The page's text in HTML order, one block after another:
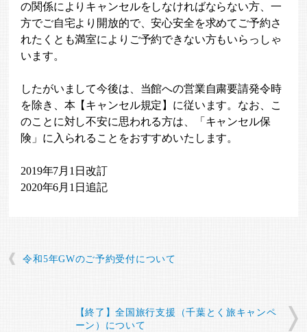
の関係によりキャンセルをしなければならない方、一
方でご自宅より開放的で、安心安全を求めてご予約さ
れたくとも満室によりご予約できない方もいらっしゃ
います。
したがいまして今後は、当館への営業自粛要請発令時
を除き、本【キャンセル規定】に従います。なお、こ
のことに対し不安に思われる方は、「キャンセル保
険」に入られることをおすすめいたします。
2019年7月1日改訂
2020年6月1日追記
令和5年GWのご予約受付について
【終了】全国旅行支援（千葉とく旅キャンペ
ーン）について